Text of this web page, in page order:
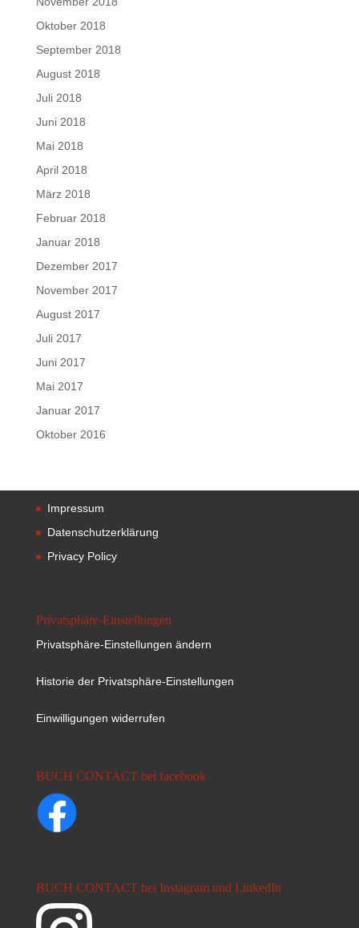
Oktober 2018
September 2018
August 2018
Juli 2018
Juni 2018
Mai 2018
April 2018
März 2018
Februar 2018
Januar 2018
Dezember 2017
November 2017
August 2017
Juli 2017
Juni 2017
Mai 2017
Januar 2017
Oktober 2016
Impressum
Datenschutzerklärung
Privacy Policy
Privatsphäre-Einstellungen
Privatsphäre-Einstellungen ändern
Historie der Privatsphäre-Einstellungen
Einwilligungen widerrufen
BUCH CONTACT bei facebook
BUCH CONTACT bei Instagram und LinkedIn